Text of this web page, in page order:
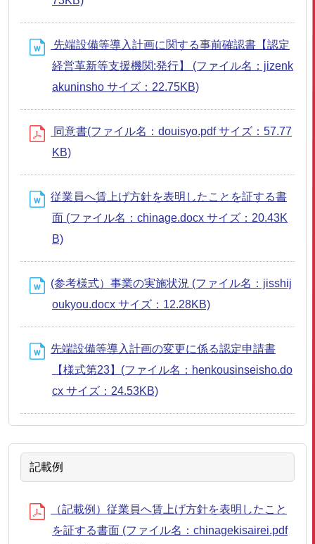
先端設備等導入計画に関する事前確認書【認定
経営革新等支援機関:発行】 (ファイル名：jizenk
akuninsho サイズ：22.75KB)
同意書(ファイル名：douisyo.pdf サイズ：57.77
KB)
従業員へ賃上げ方針を表明したことを証する書
面 (ファイル名：chinage.docx サイズ：20.43K
B)
(参考様式）事業の実施状況 (ファイル名：jisshij
oukyou.docx サイズ：12.28KB)
先端設備等導入計画の変更に係る認定申請書
【様式第23】(ファイル名：henkousinseisho.do
cx サイズ：24.53KB)
記載例
（記載例）従業員へ賃上げ方針を表明したこと
を証する書面 (ファイル名：chinagekisairei.pdf